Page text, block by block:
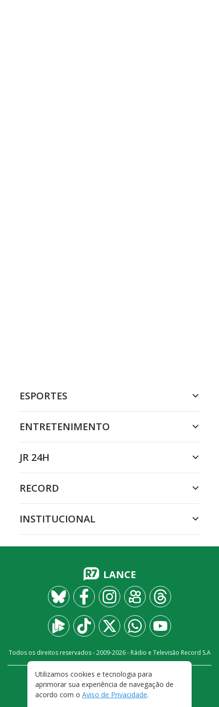
ESPORTES
ENTRETENIMENTO
JR 24H
RECORD
INSTITUCIONAL
LANCE
Todos os direitos reservados - 2009-2026- Rádio e Televisão Record S.A
FALE CONOSCO
PRIVACIDADE
TERMOS E CONDIÇÕES DE USO
Utilizamos cookies e tecnologia para
aprimorar sua experiência de navegação de
acordo com o Aviso de Privacidade.